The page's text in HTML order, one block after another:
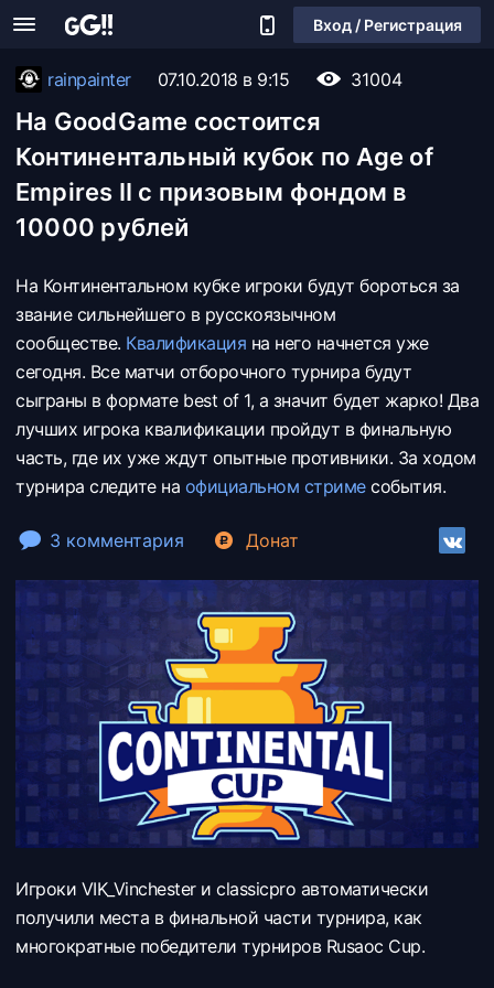
Вход / Регистрация
rainpainter 07.10.2018 в 9:15 31004
На GoodGame состоится
Континентальный кубок по Age of
Empires II с призовым фондом в
10000 рублей
На Континентальном кубке игроки будут бороться за
звание сильнейшего в русскоязычном
сообществе. Квалификация на него начнется уже
сегодня. Все матчи отборочного турнира будут
сыграны в формате best of 1, а значит будет жарко! Два
лучших игрока квалификации пройдут в финальную
часть, где их уже ждут опытные противники. За ходом
турнира следите на официальном стримесобытия.
3 комментария Донат
Игроки VIK_Vinchester и classicpro автоматически
получили места в финальной части турнира, как
многократные победители турниров Rusaoc Cup.